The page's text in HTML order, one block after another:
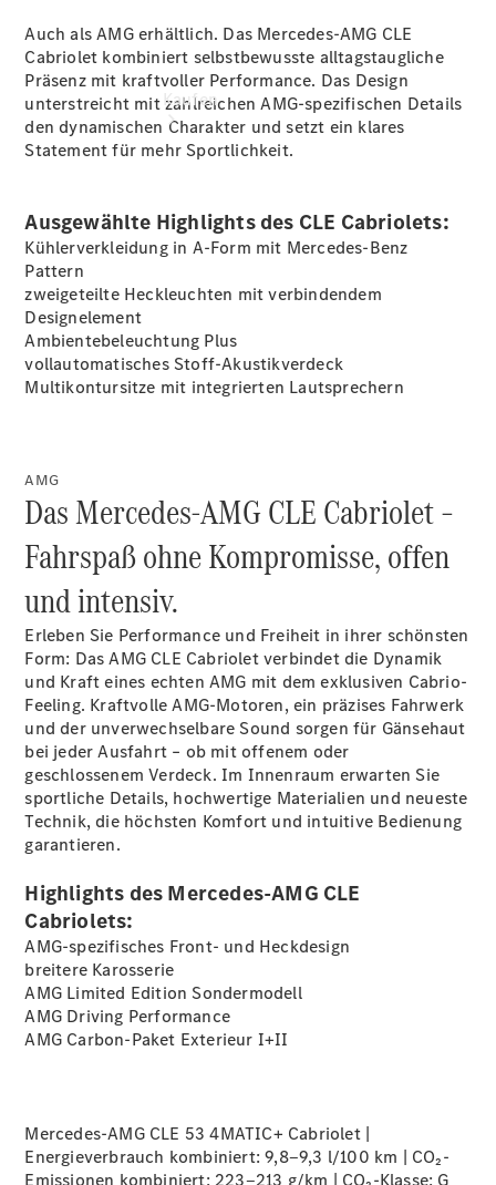
Kaufen
140 Jahre
Mercedes-
Benz
Store
Leasing
Privatkunden
Leasing
Gewerbekunden
Finanzierung
Privatkunden
Finanzierung
Gewerbekunden
Kurzfristig
verfügbare
Angebote
Marco Polo
CLA mit EQ-
Technologie
Der neue
Auch als AMG erhältlich. Das Mercedes-AMG CLE
Cabriolet kombiniert selbstbewusste alltagstaugliche
Präsenz mit kraftvoller Performance. Das Design
unterstreicht mit zahlreichen AMG-spezifischen Details
den dynamischen Charakter und setzt ein klares
Statement für mehr Sportlichkeit.
Ausgewählte Highlights des CLE Cabriolets:
Kühlerverkleidung in A-Form mit Mercedes-Benz
Pattern
zweigeteilte Heckleuchten mit verbindendem
Designelement
Ambientebeleuchtung Plus
vollautomatisches Stoff-Akustikverdeck
Multikontursitze mit integrierten Lautsprechern
AMG
Das Mercedes-AMG CLE Cabriolet –
Fahrspaß ohne Kompromisse, offen
und intensiv.
Erleben Sie Performance und Freiheit in ihrer schönsten
Form: Das AMG CLE Cabriolet verbindet die Dynamik
und Kraft eines echten AMG mit dem exklusiven Cabrio-
Feeling. Kraftvolle AMG-Motoren, ein präzises Fahrwerk
und der unverwechselbare Sound sorgen für Gänsehaut
bei jeder Ausfahrt – ob mit offenem oder
geschlossenem Verdeck. Im Innenraum erwarten Sie
sportliche Details, hochwertige Materialien und neueste
Technik, die höchsten Komfort und intuitive Bedienung
garantieren.
Highlights des Mercedes-AMG CLE
Cabriolets:
AMG-spezifisches Front- und Heckdesign
breitere Karosserie
AMG Limited Edition Sondermodell
AMG Driving Performance
AMG Carbon-Paket Exterieur I+II
Mercedes-AMG CLE 53 4MATIC+ Cabriolet |
Energieverbrauch kombiniert: 9,8‒9,3 l/100 km | CO₂-
Emissionen kombiniert: 223‒213 g/km | CO₂-Klasse: G